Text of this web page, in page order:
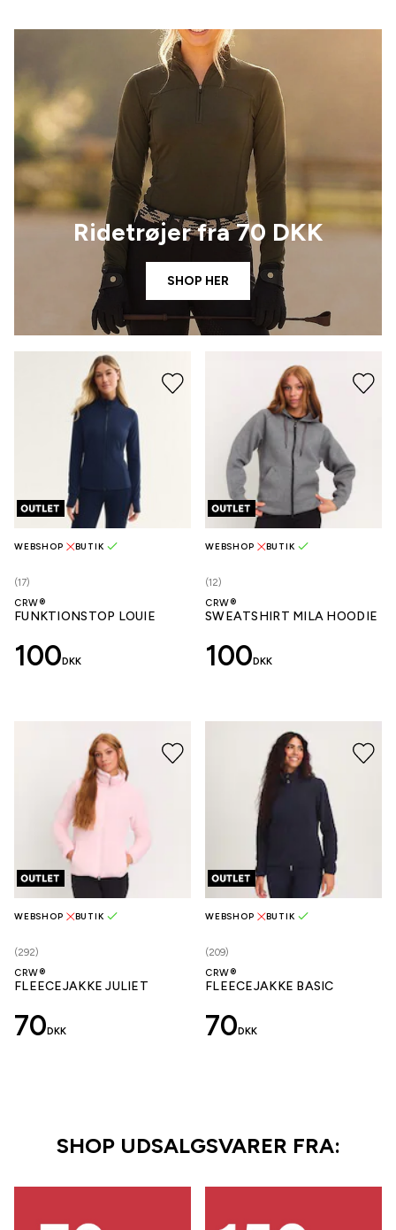
Ridetrøjer fra 70 DKK
SHOP HER
(17)
WEBSHOP BUTIK
CRW®
FUNKTIONSTOP LOUIE
100DKK
(12)
WEBSHOP BUTIK
CRW®
SWEATSHIRT MILA HOODIE
100DKK
(292)
WEBSHOP BUTIK
CRW®
FLEECEJAKKE JULIET
70DKK
(209)
WEBSHOP BUTIK
CRW®
FLEECEJAKKE BASIC
70DKK
SHOP UDSALGSVARER FRA: